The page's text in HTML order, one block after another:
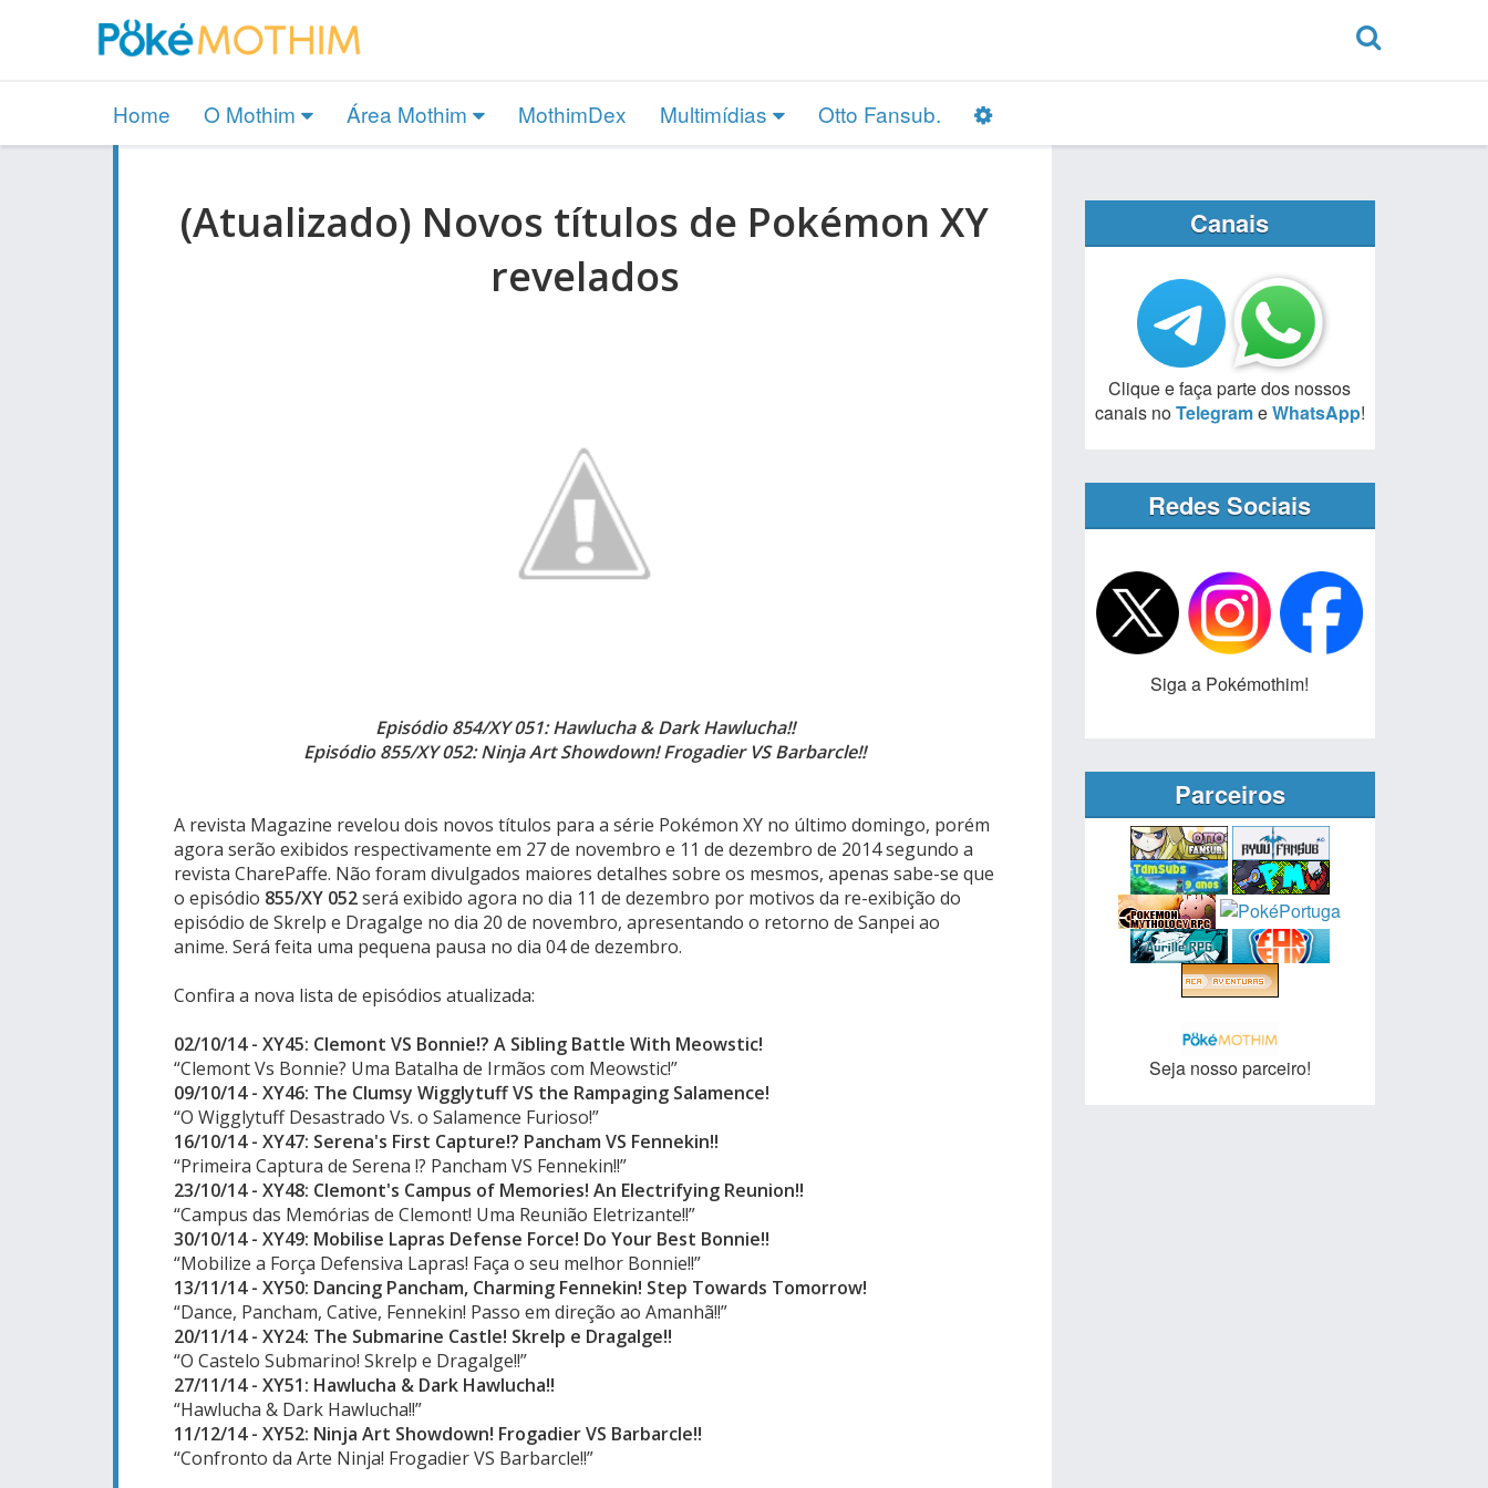
Home O Mothim Área Mothim MothimDex Multimídias Otto Fansub.
(Atualizado) Novos títulos de Pokémon XY
revelados
Episódio 854/XY 051: Hawlucha & Dark Hawlucha!!
Episódio 855/XY 052: Ninja Art Showdown! Frogadier VS Barbarcle!!
A revista Magazine revelou dois novos títulos para a série Pokémon XY no último domingo, porém
agora serão exibidos respectivamente em 27 de novembro e 11 de dezembro de 2014 segundo a
revista CharePaffe. Não foram divulgados maiores detalhes sobre os mesmos, apenas sabe-se que
o episódio 855/XY 052será exibido agora no dia 11 de dezembro por motivos da re-exibição do
episódio de Skrelp e Dragalge no dia 20 de novembro, apresentando o retorno de Sanpei ao
anime. Será feita uma pequena pausa no dia 04 de dezembro.
Confira a nova lista de episódios atualizada:
02/10/14 - XY45: Clemont VS Bonnie!? A Sibling Battle With Meowstic!
“Clemont Vs Bonnie? Uma Batalha de Irmãos com Meowstic!”
09/10/14 - XY46: The Clumsy Wigglytuff VS the Rampaging Salamence!
“O Wigglytuff Desastrado Vs. o Salamence Furioso!”
16/10/14 - XY47: Serena's First Capture!? Pancham VS Fennekin!!
“Primeira Captura de Serena !? Pancham VS Fennekin!!”
23/10/14 - XY48: Clemont's Campus of Memories! An Electrifying Reunion!!
“Campus das Memórias de Clemont! Uma Reunião Eletrizante!!”
30/10/14 - XY49: Mobilise Lapras Defense Force! Do Your Best Bonnie!!
“Mobilize a Força Defensiva Lapras! Faça o seu melhor Bonnie!!”
13/11/14 - XY50: Dancing Pancham, Charming Fennekin! Step Towards Tomorrow!
“Dance, Pancham, Cative, Fennekin! Passo em direção ao Amanhã!!”
20/11/14 - XY24: The Submarine Castle! Skrelp e Dragalge!!
“O Castelo Submarino! Skrelp e Dragalge!!”
27/11/14 - XY51: Hawlucha & Dark Hawlucha!!
“Hawlucha & Dark Hawlucha!!”
11/12/14 - XY52: Ninja Art Showdown! Frogadier VS Barbarcle!!
“Confronto da Arte Ninja! Frogadier VS Barbarcle!!”
Canais
Clique e faça parte dos nossos
canais noTelegrameWhatsApp!
Redes Sociais
Siga a Pokémothim!
Parceiros
Seja nosso parceiro!